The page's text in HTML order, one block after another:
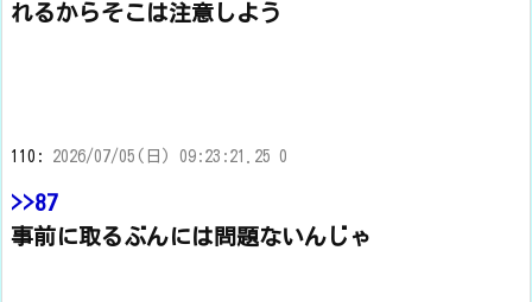
れるからそこは注意しよう
110: 2026/07/05(日) 09:23:21.25 0
>>87
事前に取るぶんには問題ないんじゃ